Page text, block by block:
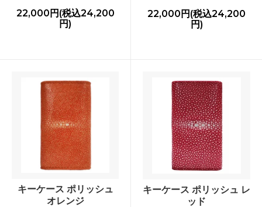
22,000円(税込24,200
円)
22,000円(税込24,200
円)
キーケース ポリッシュ
オレンジ
キーケース ポリッシュ レ
ッド